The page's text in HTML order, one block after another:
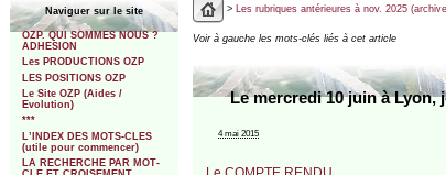
Naviguer sur le site
OZP. QUI SOMMES NOUS ?
ADHESION
Les PRODUCTIONS OZP
LES POSITIONS OZP
Le Site OZP (Aides /
Evolution)
***
L’INDEX DES MOTS-CLES
(utile pour commencer)
LA RECHERCHE PAR MOT-
> Les rubriques antérieures à nov. 2025
Voir à gauche les mots-clés liés à cet article
Le mercredi 10 juin à Lyon,
4 mai 2015
Le COMPTE RENDU